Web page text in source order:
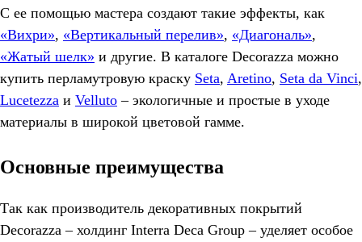
С ее помощью мастера создают такие эффекты, как
«Вихри», «Вертикальный перелив», «Диагональ»,
«Жатый шелк» и другие. В каталоге Decorazza можно
купить перламутровую краску Seta, Aretino, Seta da Vinci,
Lucetezza и Velluto – экологичные и простые в уходе
материалы в широкой цветовой гамме.
Основные преимущества
Так как производитель декоративных покрытий
Decorazza – холдинг Interra Deca Group – уделяет особое